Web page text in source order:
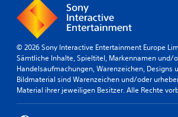
© 2026 Sony Interactive Entertainment Europe
Sämtliche Inhalte, Spieltitel, Markennamen und/
Handelsaufmachungen, Warenzeichen, Designs
Bildmaterial sind Warenzeichen und/oder
Material ihrer jeweiligen Besitzer. Alle Rechte